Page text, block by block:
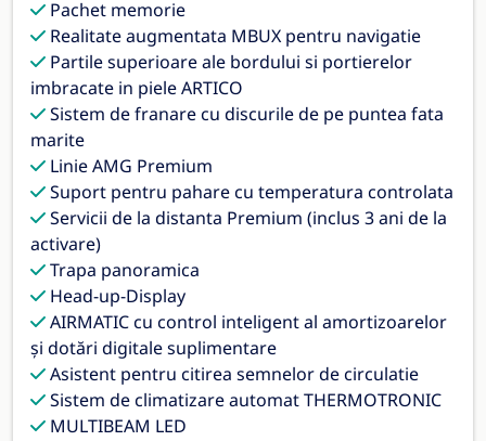
Pachet memorie
Realitate augmentata MBUX pentru navigatie
Partile superioare ale bordului si portierelor
imbracate in piele ARTICO
Sistem de franare cu discurile de pe puntea fata
marite
Linie AMG Premium
Suport pentru pahare cu temperatura controlata
Servicii de la distanta Premium (inclus 3 ani de la
activare)
Trapa panoramica
Head-up-Display
AIRMATIC cu control inteligent al amortizoarelor
și dotări digitale suplimentare
Asistent pentru citirea semnelor de circulatie
Sistem de climatizare automat THERMOTRONIC
MULTIBEAM LED